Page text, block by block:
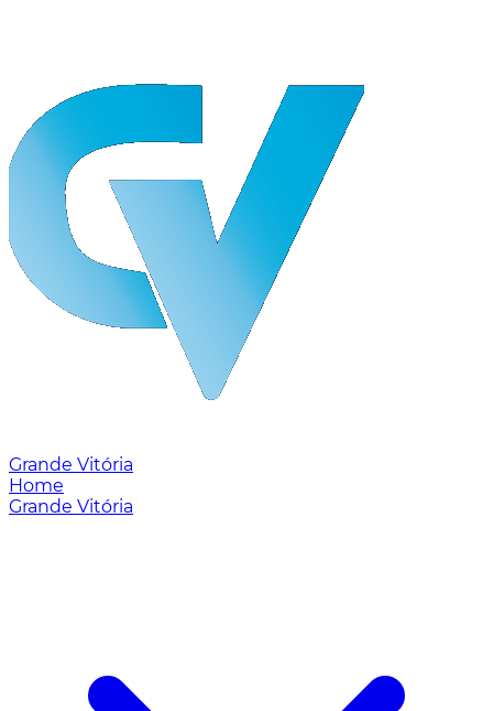
Grande Vitória
Home
Grande Vitória